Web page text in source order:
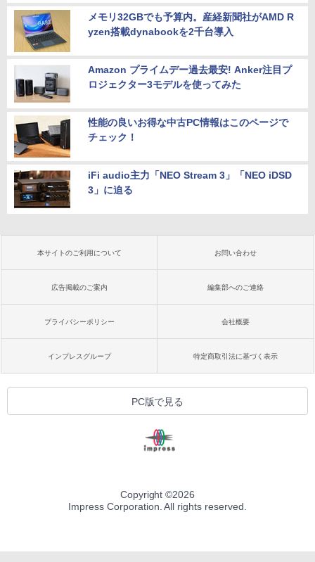
メモリ32GBでも予算内。産経新聞社がAMD R
yzen搭載dynabookを2千台導入
Amazon プライムデー過去最安! Anker注目プ
ロジェクター3モデルを使ってみた
性能の良いお得な中古PC情報はこのページで
チェック！
iFi audio主力「NEO Stream 3」「NEO iDSD
3」に迫る
本サイトのご利用について お問い合わせ
広告掲載のご案内 編集部へのご連絡
プライバシーポリシー 会社概要
インプレスグループ 特定商取引法に基づく表示
PC版で見る
Copyright ©2026
Impress Corporation. All rights reserved.